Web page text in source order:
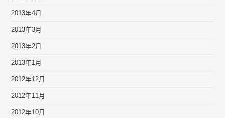
2013年4月
2013年3月
2013年2月
2013年1月
2012年12月
2012年11月
2012年10月